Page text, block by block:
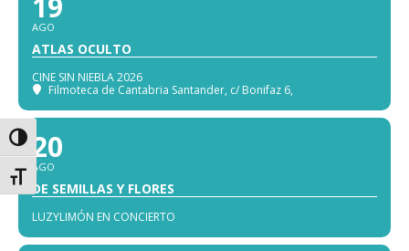
Alternar alto contraste
Alternar tamaño de letra
AGO
ATLAS OCULTO
CINE SIN NIEBLA 2026
Filmoteca de Cantabria Santander, c/ Bonifaz 6,
20
AGO
DE SEMILLAS Y FLORES
LUZYLIMÓN EN CONCIERTO